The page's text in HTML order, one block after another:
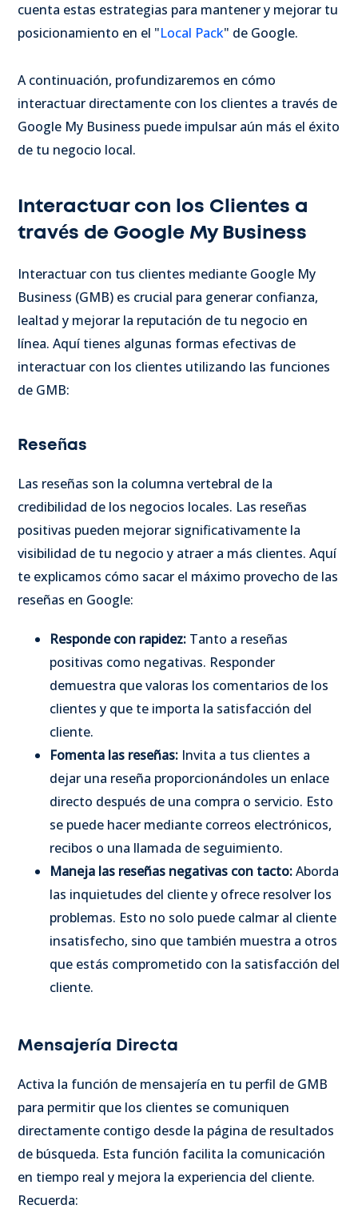
cuenta estas estrategias para mantener y mejorar tu
posicionamiento en el "Local Pack" de Google.
A continuación, profundizaremos en cómo
interactuar directamente con los clientes a través de
Google My Business puede impulsar aún más el éxito
de tu negocio local.
Interactuar con los Clientes a
través de Google My Business
Interactuar con tus clientes mediante Google My
Business (GMB) es crucial para generar confianza,
lealtad y mejorar la reputación de tu negocio en
línea. Aquí tienes algunas formas efectivas de
interactuar con los clientes utilizando las funciones
de GMB:
Reseñas
Las reseñas son la columna vertebral de la
credibilidad de los negocios locales. Las reseñas
positivas pueden mejorar significativamente la
visibilidad de tu negocio y atraer a más clientes. Aquí
te explicamos cómo sacar el máximo provecho de las
reseñas en Google:
Responde con rapidez: Tanto a reseñas
positivas como negativas. Responder
demuestra que valoras los comentarios de los
clientes y que te importa la satisfacción del
cliente.
Fomenta las reseñas: Invita a tus clientes a
dejar una reseña proporcionándoles un enlace
directo después de una compra o servicio. Esto
se puede hacer mediante correos electrónicos,
recibos o una llamada de seguimiento.
Maneja las reseñas negativas con tacto:Aborda
las inquietudes del cliente y ofrece resolver los
problemas. Esto no solo puede calmar al cliente
insatisfecho, sino que también muestra a otros
que estás comprometido con la satisfacción del
cliente.
Mensajería Directa
Activa la función de mensajería en tu perfil de GMB
para permitir que los clientes se comuniquen
directamente contigo desde la página de resultados
de búsqueda. Esta función facilita la comunicación
en tiempo real y mejora la experiencia del cliente.
Recuerda: